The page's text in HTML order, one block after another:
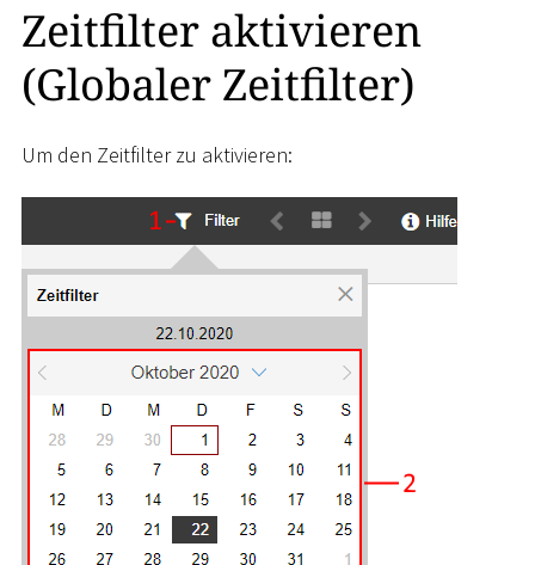
Zeitfilter aktivieren
(Globaler Zeitfilter)
Um den Zeitfilter zu aktivieren: